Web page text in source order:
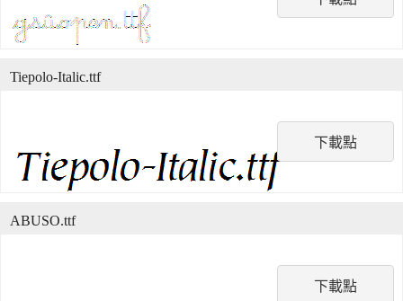
下載點
Tiepolo-Italic.ttf
下載點
ABUSO.ttf